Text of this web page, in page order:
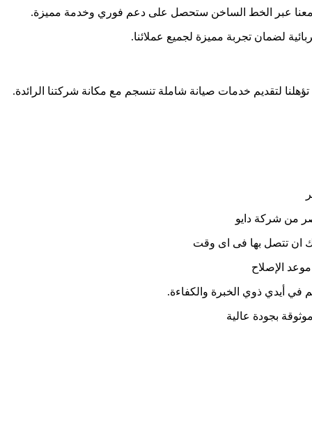
لضمان تجربة مميزة لجميع عملائنا.
لتقديم خدمات صيانة شاملة تنسجم مع مكانة شركتنا الرائدة.
من شركة دايو
الإصلاح
في أيدي ذوي الخبرة والكفاءة.
بجودة عالية